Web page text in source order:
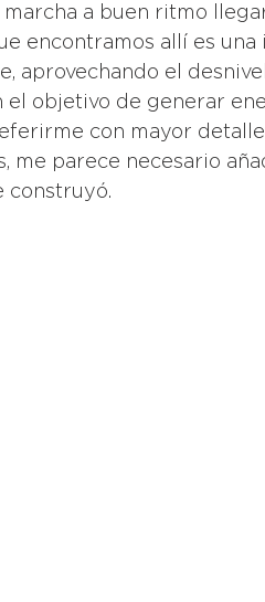
encontramos allí es
aprovechando el
el objetivo de generar
con mayor
me parece necesario
construyó.